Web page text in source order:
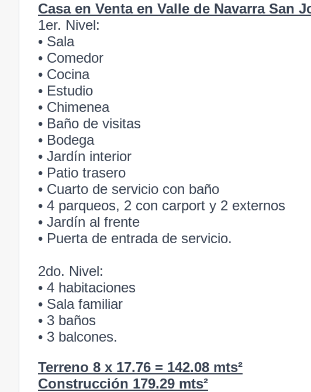
Casa en Venta en Valle de Navarra San
1er. Nivel:
• Sala
• Comedor
• Cocina
• Estudio
• Chimenea
• Baño de visitas
• Bodega
• Jardín interior
• Patio trasero
• Cuarto de servicio con baño
• 4 parqueos, 2 con carport y 2 externos
• Jardín al frente
• Puerta de entrada de servicio.
2do. Nivel:
• 4 habitaciones
• Sala familiar
• 3 baños
• 3 balcones.
Terreno 8 x 17.76 = 142.08 mts²
Construcción 179.29 mts²